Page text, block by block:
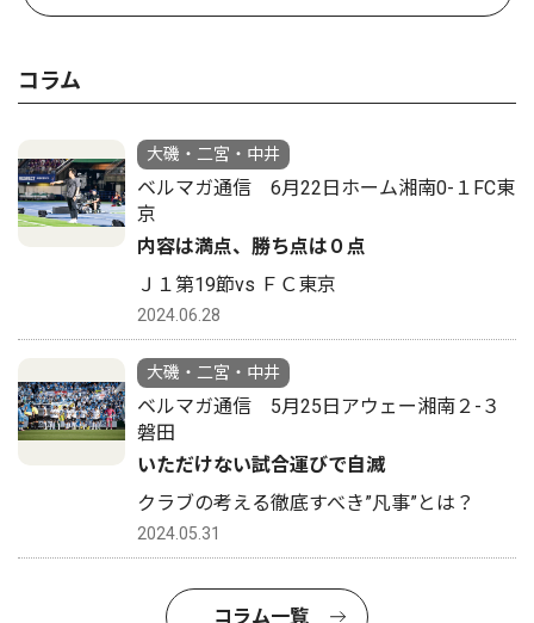
コラム
大磯・二宮・中井
ベルマガ通信 6月22日ホーム湘南0-１FC東
京
内容は満点、勝ち点は０点
Ｊ１第19節vs ＦＣ東京
2024.06.28
大磯・二宮・中井
ベルマガ通信 5月25日アウェー湘南２-３
磐田
いただけない試合運びで自滅
クラブの考える徹底すべき”凡事”とは？
2024.05.31
コラム一覧